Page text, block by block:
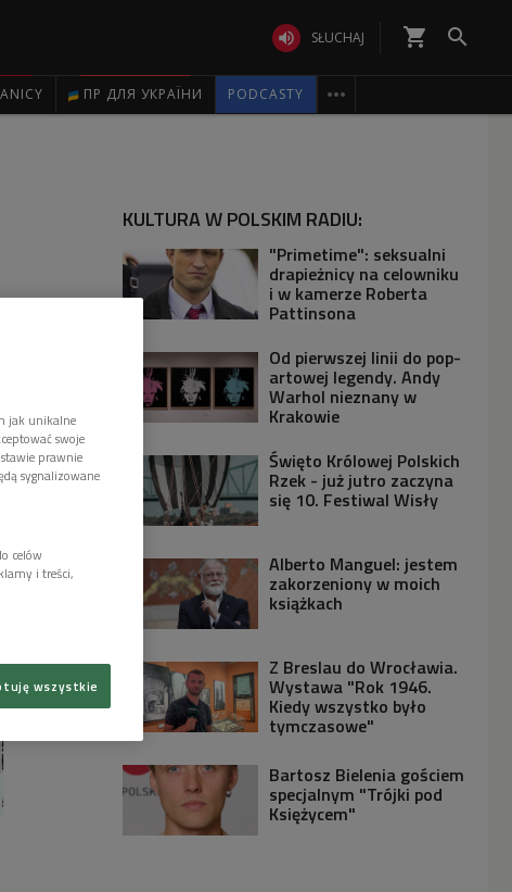
 SŁUCHAJ shopping_cart 
ПР ДЛЯ УКРАЇНИ PODCASTY 
KULTURA W POLSKIM RADIU:
"Primetime": seksualni
drapieżnicy na celowniku
i w kamerze Roberta
Pattinsona
Od pierwszej linii do pop-
artowej legendy. Andy
Warhol nieznany w
Krakowie
Święto Królowej Polskich
Rzek - już jutro zaczyna
się 10. Festiwal Wisły
Alberto Manguel: jestem
zakorzeniony w moich
książkach
Z Breslau do Wrocławia.
Wystawa "Rok 1946.
Kiedy wszystko było
tymczasowe"
Bartosz Bielenia gościem
specjalnym "Trójki pod
Księżycem"
jak unikalne
swoje
prawnie
sygnalizowane
celów
i treści,
wszystkie